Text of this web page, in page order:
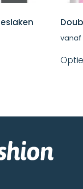
vanaf